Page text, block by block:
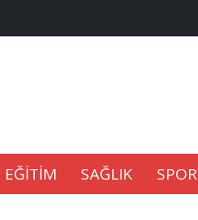
EĞİTİM SAĞLIK SPOR